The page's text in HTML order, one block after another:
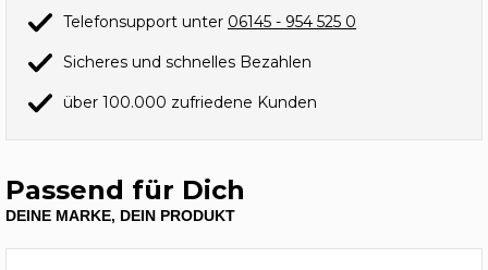
Telefonsupport unter 06145 - 954 525 0
Sicheres und schnelles Bezahlen
über 100.000 zufriedene Kunden
Passend für Dich
DEINE MARKE, DEIN PRODUKT